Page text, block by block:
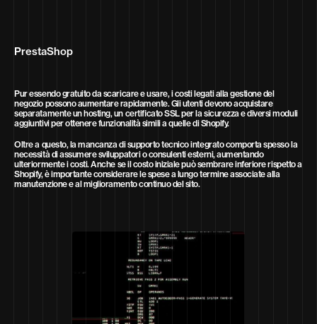
PrestaShop
Pur essendo gratuito da scaricare e usare, i costi legati alla gestione del
negozio possono aumentare rapidamente. Gli utenti devono acquistare
separatamente un hosting, un certificato SSL per la sicurezza e diversi moduli
aggiuntivi per ottenere funzionalità simili a quelle di Shopify.
Oltre a questo, la mancanza di supporto tecnico integrato comporta spesso la
necessità di assumere sviluppatori o consulenti esterni, aumentando
ulteriormente i costi. Anche se il costo iniziale può sembrare inferiore rispetto a
Shopify, è importante considerare le spese a lungo termine associate alla
manutenzione e al miglioramento continuo del sito.